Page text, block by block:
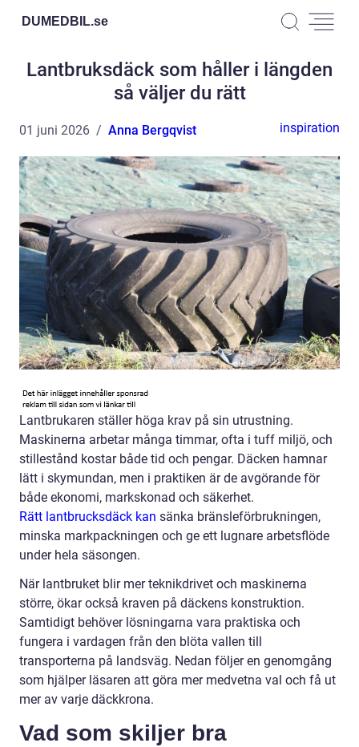
DUMEDBIL.se
Lantbruksdäck som håller i längden
så väljer du rätt
01 juni 2026 Anna Bergqvist inspiration
Lantbrukaren ställer höga krav på sin utrustning.
Maskinerna arbetar många timmar, ofta i tuff miljö, och
stillestånd kostar både tid och pengar. Däcken hamnar
lätt i skymundan, men i praktiken är de avgörande för
både ekonomi, markskonad och säkerhet.
Rätt lantbrucksdäck kan sänka bränsleförbrukningen,
minska markpackningen och ge ett lugnare arbetsflöde
under hela säsongen.
När lantbruket blir mer teknikdrivet och maskinerna
större, ökar också kraven på däckens konstruktion.
Samtidigt behöver lösningarna vara praktiska och
fungera i vardagen från den blöta vallen till
transporterna på landsväg. Nedan följer en genomgång
som hjälper läsaren att göra mer medvetna val och få ut
mer av varje däckkrona.
Vad som skiljer bra